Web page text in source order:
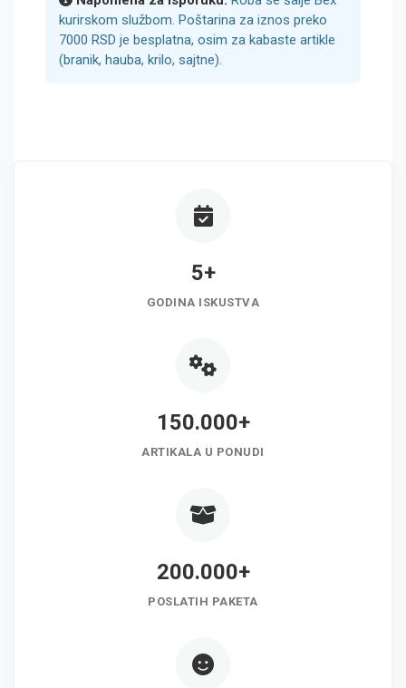
kurirskom službom. Poštarina za iznos preko
7000 RSD je besplatna, osim za kabaste artikle
(branik, hauba, krilo, sajtne).
5+
GODINA ISKUSTVA
150.000+
ARTIKALA U PONUDI
200.000+
POSLATIH PAKETA